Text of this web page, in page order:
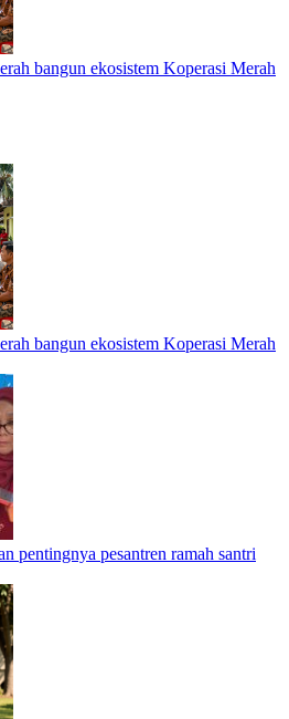
bangun ekosistem Koperasi Merah
bangun ekosistem Koperasi Merah
pentingnya pesantren ramah santri